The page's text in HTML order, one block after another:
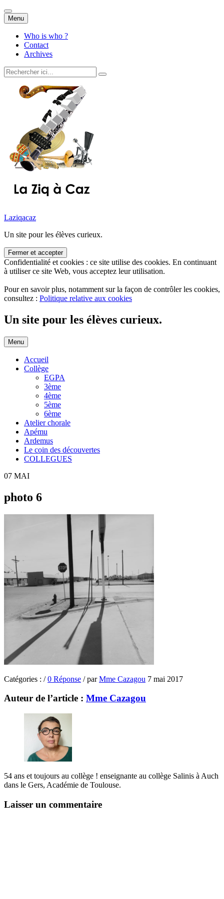
Menu Aller
au
contenu
Who is who ?
Contact
Archives
Recherche
pour
Laziqacaz
Un site pour les élèves curieux.
Confidentialité et cookies : ce site utilise des cookies. En continuant
à utiliser ce site Web, vous acceptez leur utilisation.
Pour en savoir plus, notamment sur la façon de contrôler les cookies,
consultez : Politique relative aux cookies
Un site pour les élèves curieux.
Menu Aller
au
contenu
Accueil
Collège
EGPA
3ème
4ème
5ème
6ème
Atelier chorale
Apému
Ardemus
Le coin des découvertes
COLLEGUES
07 MAI
photo 6
Catégories : / 0 Réponse /parMme Cazagou 7 mai 2017
Auteur de l’article : Mme Cazagou
54 ans et toujours au collège ! enseignante au collège Salinis à Auch
dans le Gers, Académie de Toulouse.
Laisser un commentaire